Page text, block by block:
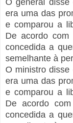
O general
era uma das
e comparou a
De acordo
concedida a
semelhante à
O ministro
era uma das
e comparou a
De acordo
concedida a